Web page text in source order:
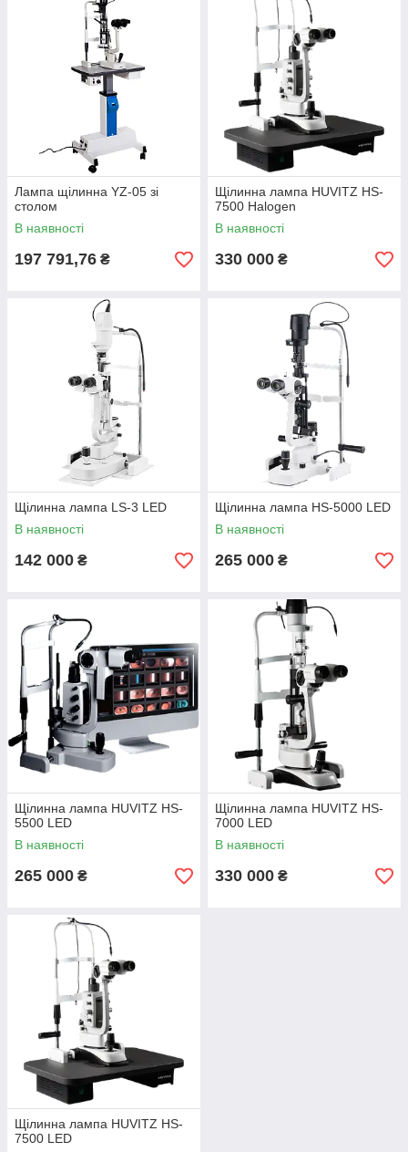
Лампа щілинна YZ-05 зі
столом
В наявності
197 791,76 ₴
Щілинна лампа HUVITZ HS-
7500 Halogen
В наявності
330 000 ₴
Щілинна лампа LS-3 LED
В наявності
142 000 ₴
Щілинна лампа HS-5000 LED
В наявності
265 000 ₴
Щілинна лампа HUVITZ HS-
5500 LED
В наявності
265 000 ₴
Щілинна лампа HUVITZ HS-
7000 LED
В наявності
330 000 ₴
Щілинна лампа HUVITZ HS-
7500 LED